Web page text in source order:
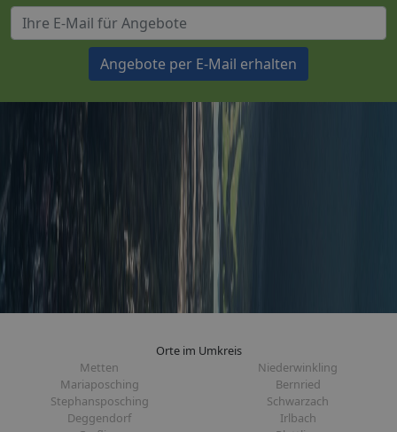
Angebote per E-Mail erhalten
Orte im Umkreis
Metten
Niederwinkling
Mariaposching
Bernried
Stephansposching
Schwarzach
Deggendorf
Irlbach